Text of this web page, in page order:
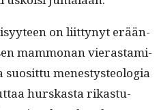
on liit­tynyt erään­
mam­mo­nan vieras­t­a­mi­
suosit­tu men­estys­te­olo­gia
hurskas­ta rikas­tu­